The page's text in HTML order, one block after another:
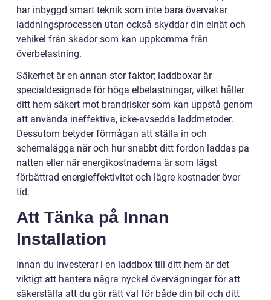
har inbyggd smart teknik som inte bara övervakar
laddningsprocessen utan också skyddar din elnät och
vehikel från skador som kan uppkomma från
överbelastning.
Säkerhet är en annan stor faktor; laddboxar är
specialdesignade för höga elbelastningar, vilket håller
ditt hem säkert mot brandrisker som kan uppstå genom
att använda ineffektiva, icke-avsedda laddmetoder.
Dessutom betyder förmågan att ställa in och
schemalägga när och hur snabbt ditt fordon laddas på
natten eller när energikostnaderna är som lägst
förbättrad energieffektivitet och lägre kostnader över
tid.
Att Tänka på Innan
Installation
Innan du investerar i en laddbox till ditt hem är det
viktigt att hantera några nyckel övervägningar för att
säkerställa att du gör rätt val för både din bil och ditt